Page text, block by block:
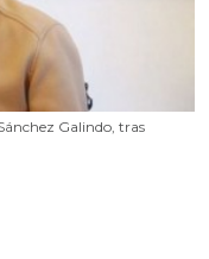
Galindo, tras